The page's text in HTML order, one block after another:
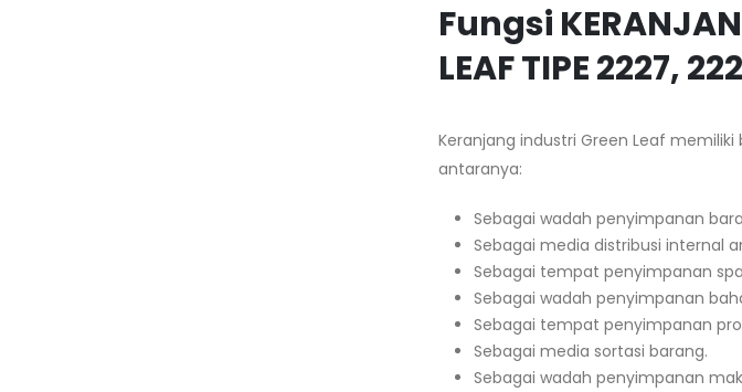
Fungsi
LEAF TIPE 2227,
Keranjang industri Green Leaf
antaranya:
Sebagai wadah penyimpanan
Sebagai media distribusi internal
Sebagai tempat penyimpanan
Sebagai wadah penyimpanan
Sebagai tempat penyimpanan
Sebagai media sortasi barang.
Sebagai wadah penyimpanan